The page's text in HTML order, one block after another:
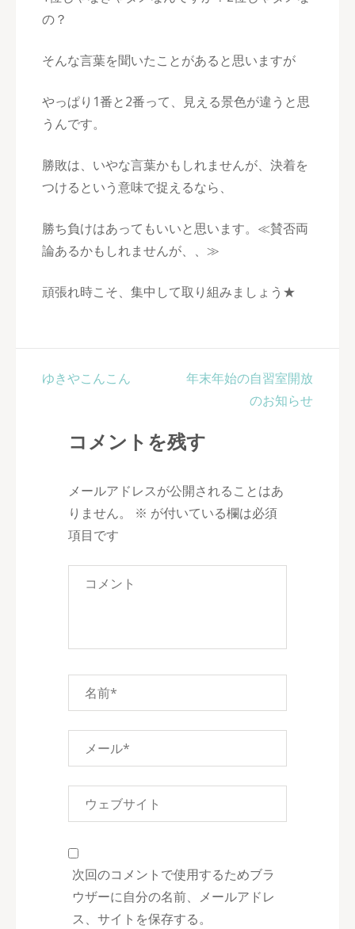
の？
そんな言葉を聞いたことがあると思いますが
やっぱり1番と2番って、見える景色が違うと思
うんです。
勝敗は、いやな言葉かもしれませんが、決着を
つけるという意味で捉えるなら、
勝ち負けはあってもいいと思います。≪賛否両
論あるかもしれませんが、、≫
頑張れ時こそ、集中して取り組みましょう★
投
ゆきやこんこん
年末年始の自習室開放
のお知らせ
コメントを残す
メールアドレスが公開されることはあ
りません。
※ が付いている欄は必須
項目です
次回のコメントで使用するためブラ
ウザーに自分の名前、メールアドレ
ス、サイトを保存する。